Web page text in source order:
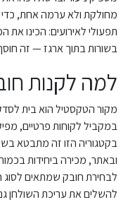
מחולקת ולא ערמה אחת, כדי
תפעולי לאירועים: הכינו את
בשורות בתוך ארגז — זה
למה לקנות
במקביל לקוחות פרטיים,
בקטגוריה הזו זה מתבטא
ובאתר, מכירה ביחידות
לבחירת חובק שמתאים לסוג
להשלים את עריכת השולחן